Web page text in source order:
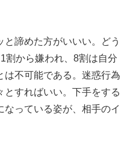
と諦めた方がいいい。どう
割から嫌われ、8割は自分
は不可能である。迷惑行為
とすればいい。下手をする
なっている姿が、相手のイ